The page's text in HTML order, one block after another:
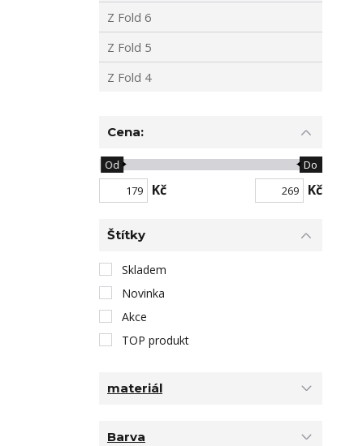
Z Fold 6
Z Fold 5
Z Fold 4
Cena:
Kč
Od Do
Kč
Štítky
Skladem
Novinka
Akce
TOP produkt
materiál
Barva